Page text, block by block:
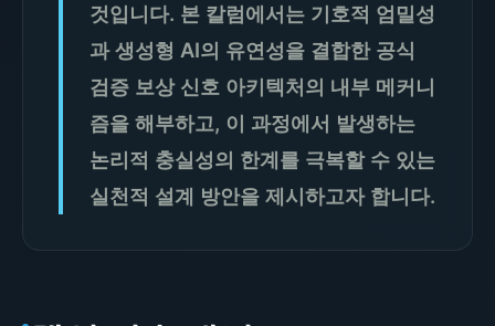
것입니다. 본 칼럼에서는 기호적 엄밀성
과 생성형 AI의 유연성을 결합한 공식
검증 보상 신호 아키텍처의 내부 메커니
즘을 해부하고, 이 과정에서 발생하는
논리적 충실성의 한계를 극복할 수 있는
실천적 설계 방안을 제시하고자 합니다.